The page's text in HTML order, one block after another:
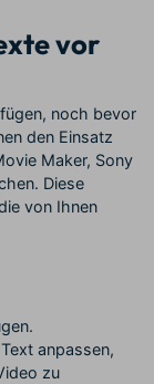
vor
noch bevor
den Einsatz
Maker, Sony
Diese
von Ihnen
anpassen,
zu